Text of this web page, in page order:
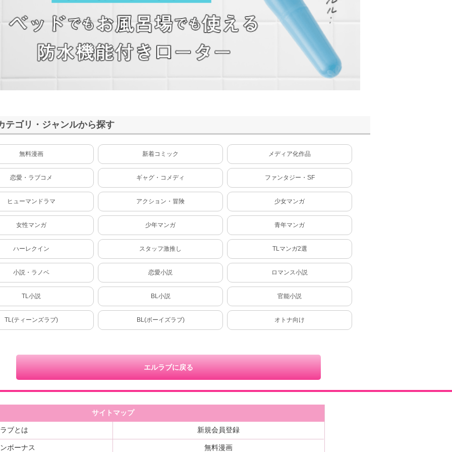
テゴリ・ジャンルから探す
無料漫画 新着コミック メディア化作品
恋愛・ラブコメ ギャグ・コメディ ファンタジー・SF
ヒューマンドラマ アクション・冒険 少女マンガ
女性マンガ 少年マンガ 青年マンガ
ハーレクイン スタッフ激推し TLマンガ2選
小説・ラノベ 恋愛小説 ロマンス小説
TL小説 BL小説 官能小説
TL(ティーンズラブ) BL(ボーイズラブ) オトナ向け
エルラブに戻る
サイトマップ
ブとは 新規会員登録
ボーナス 無料漫画